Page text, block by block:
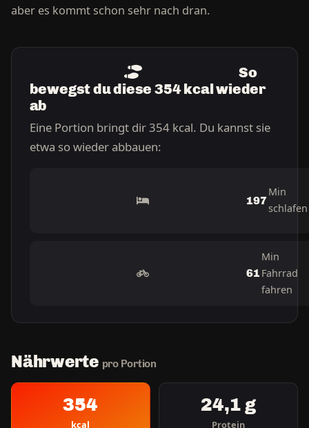
aber es kommt schon sehr nach dran.
So
bewegst du diese 354 kcal wieder
ab
Eine Portion bringt dir 354 kcal. Du kannst sie
etwa so wieder abbauen:
197
Min
schlafen
61
Min
Fahrrad
fahren
Nährwerte pro Portion
354
kcal
24,1 g
Protein